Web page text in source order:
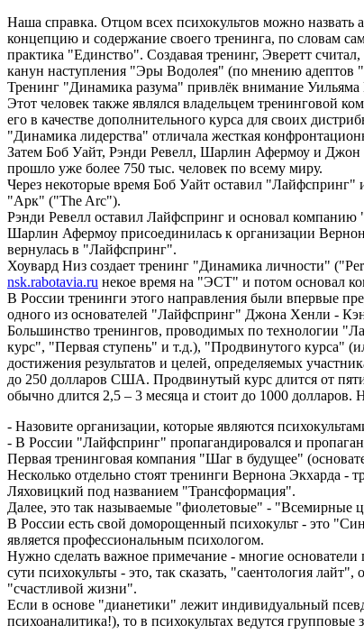
Наша справка. Отцом всех психокультов можно
концепцию и содержание своего тренинга, по словам
практика "Единство". Создавая тренинг, Эверетт
канун наступления "Эры Водолея" (по мнению адептов
Тренинг "Динамика разума" привлёк внимание
Этот человек также являлся владельцем тренинговой
его в качестве дополнительного курса для своих
"Динамика лидерства" отличала жесткая
Затем Боб Уайт, Рэнди Ревелл, Шарлин Афермоу и Джон
прошло уже более 750 тыс. человек по всему миру.
Через некоторые время Боб Уайт оставил
"Арк" ("The Arc").
Рэнди Ревелл оставил Лайфспринг и основал
Шарлин Афермоу присоединилась к организации
вернулась в "Лайфспринг".
Хоувард Низ создает тренинг "Динамика личности"
nsk.rabotavia.ru некое время на "ЭСТ" и потом основал
В России тренинги этого направления были впервые
одного из основателей "Лайфспринг" Джона Хенли -
Большинство тренингов, проводимых по технологии
курс", "Первая ступень" и т.д.), "Продвинутого курса"
достижения результатов и целей, определяемых
до 250 долларов США. Продвинутый курс длится от
обычно длится 2,5 – 3 месяца и стоит до 1000
- Назовите организации, которые являются
- В России "Лайфспринг" пропагандировался и
Первая тренинговая компания "Шаг в будущее"
Несколько отдельно стоят тренинги Вернона Экхарда
Ляховицкий под названием "Трансформация".
Далее, это так называемые "фиолетовые" - "Всемирные
В России есть свой доморощенный психокульт - это
является профессиональным психологом.
Нужно сделать важное примечание - многие основатели
сути психокульты - это, так сказать, "саентология
"счастливой жизни".
Если в основе "дианетики" лежит индивидуальный
психоаналитика!), то в психокультах ведутся